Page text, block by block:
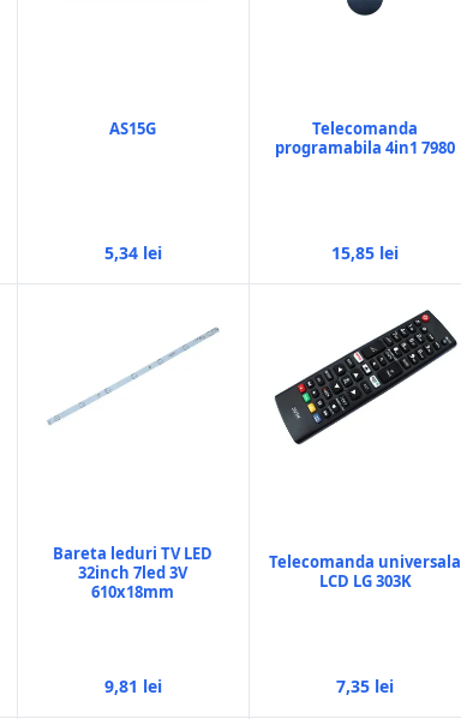
AS15G
5,34 lei
Telecomanda
programabila 4in1 7980
15,85 lei
Bareta leduri TV LED
32inch 7led 3V
610x18mm
9,81 lei
Telecomanda universala
LCD LG 303K
7,35 lei